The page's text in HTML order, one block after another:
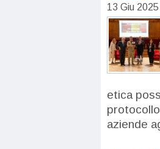
13 Giu 2025
etica
aziende